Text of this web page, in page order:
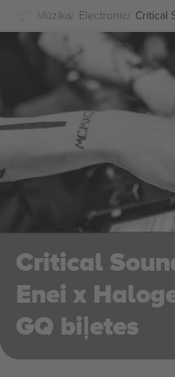
Mūzika Electronic Critical
Critical
Enei x
GQ biļetes